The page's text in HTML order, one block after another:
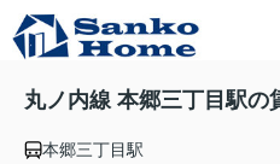
丸ノ内線 本郷三丁目駅の
本郷三丁目駅